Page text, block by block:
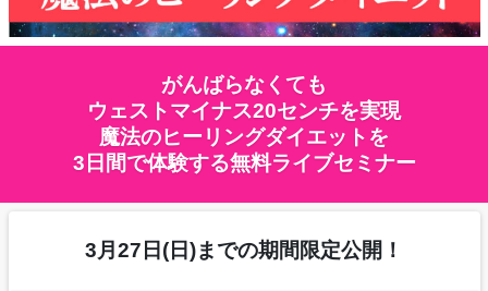
がんばらなくても
ウェストマイナス20センチを実現
魔法のヒーリングダイエットを
3日間で体験する無料ライブセミナー
3月27日(日)までの期間限定公開！